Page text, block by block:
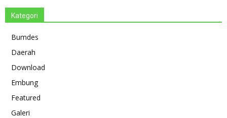
Kategori
Bumdes
Daerah
Download
Embung
Featured
Galeri